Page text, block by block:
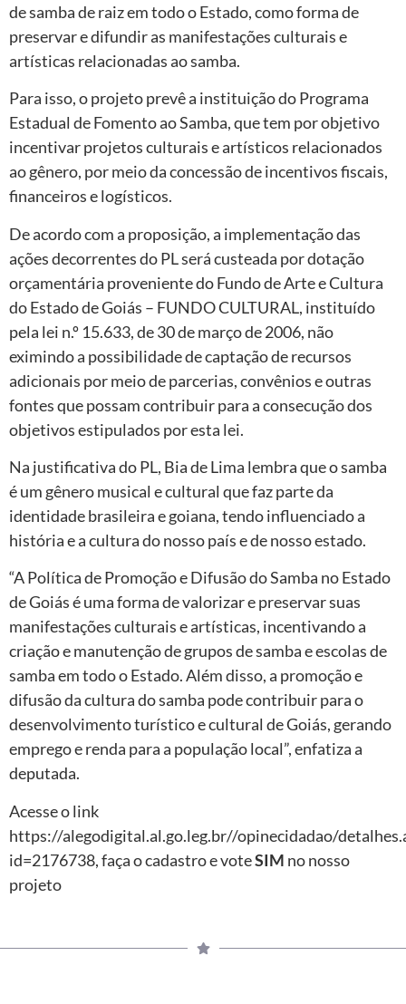
de samba de raiz em todo o Estado, como forma de
preservar e difundir as manifestações culturais e
artísticas relacionadas ao samba.
Para isso, o projeto prevê a instituição do Programa
Estadual de Fomento ao Samba, que tem por objetivo
incentivar projetos culturais e artísticos relacionados
ao gênero, por meio da concessão de incentivos fiscais,
financeiros e logísticos.
De acordo com a proposição, a implementação das
ações decorrentes do PL será custeada por dotação
orçamentária proveniente do Fundo de Arte e Cultura
do Estado de Goiás – FUNDO CULTURAL, instituído
pela lei n.º 15.633, de 30 de março de 2006, não
eximindo a possibilidade de captação de recursos
adicionais por meio de parcerias, convênios e outras
fontes que possam contribuir para a consecução dos
objetivos estipulados por esta lei.
Na justificativa do PL, Bia de Lima lembra que o samba
é um gênero musical e cultural que faz parte da
identidade brasileira e goiana, tendo influenciado a
história e a cultura do nosso país e de nosso estado.
“A Política de Promoção e Difusão do Samba no Estado
de Goiás é uma forma de valorizar e preservar suas
manifestações culturais e artísticas, incentivando a
criação e manutenção de grupos de samba e escolas de
samba em todo o Estado. Além disso, a promoção e
difusão da cultura do samba pode contribuir para o
desenvolvimento turístico e cultural de Goiás, gerando
emprego e renda para a população local”, enfatiza a
deputada.
Acesse o link
https://alegodigital.al.go.leg.br//opinecidadao/
id=2176738, faça o cadastro e voteSIM no nosso
projeto